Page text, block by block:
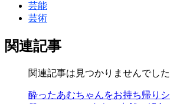
芸能
芸術
関連記事
関連記事は見つかりませんでした
酔ったあむちゃんをお持ち帰り